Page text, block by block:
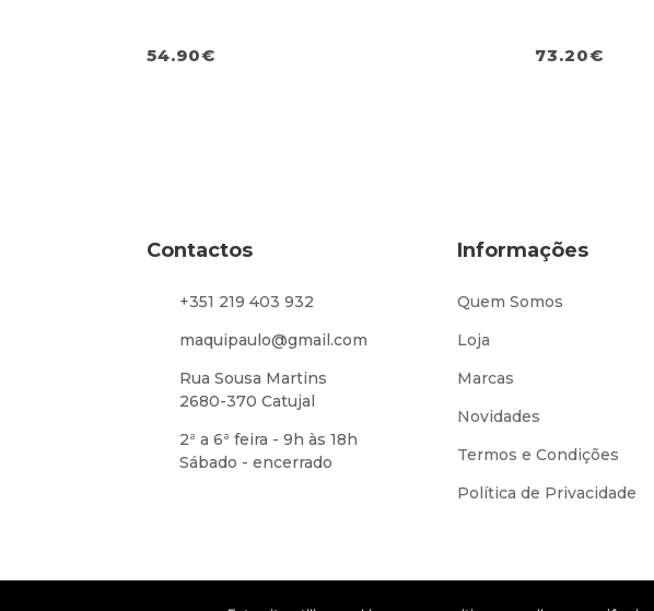
54.90€ 73.20€
Contactos
+351 219 403 932
maquipaulo@gmail.com
Rua Sousa Martins
2680-370 Catujal
2ª a 6ª feira - 9h às 18h
Sábado - encerrado
Informações
Quem Somos
Loja
Marcas
Novidades
Termos e Condições
Política de Privacidade